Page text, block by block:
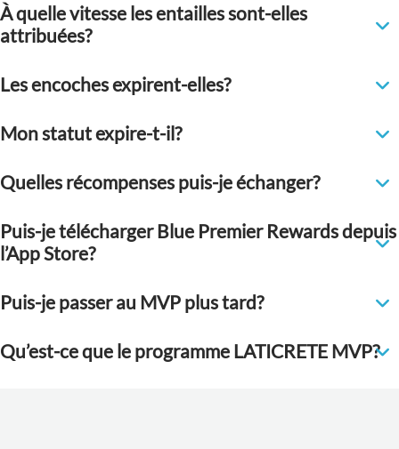
À quelle vitesse les entailles sont-elles
attribuées?
Les encoches expirent-elles?
Mon statut expire-t-il?
Quelles récompenses puis-je échanger?
Puis-je télécharger Blue Premier Rewards depuis
l’App Store?
Puis-je passer au MVP plus tard?
Qu’est-ce que le programme LATICRETE MVP?